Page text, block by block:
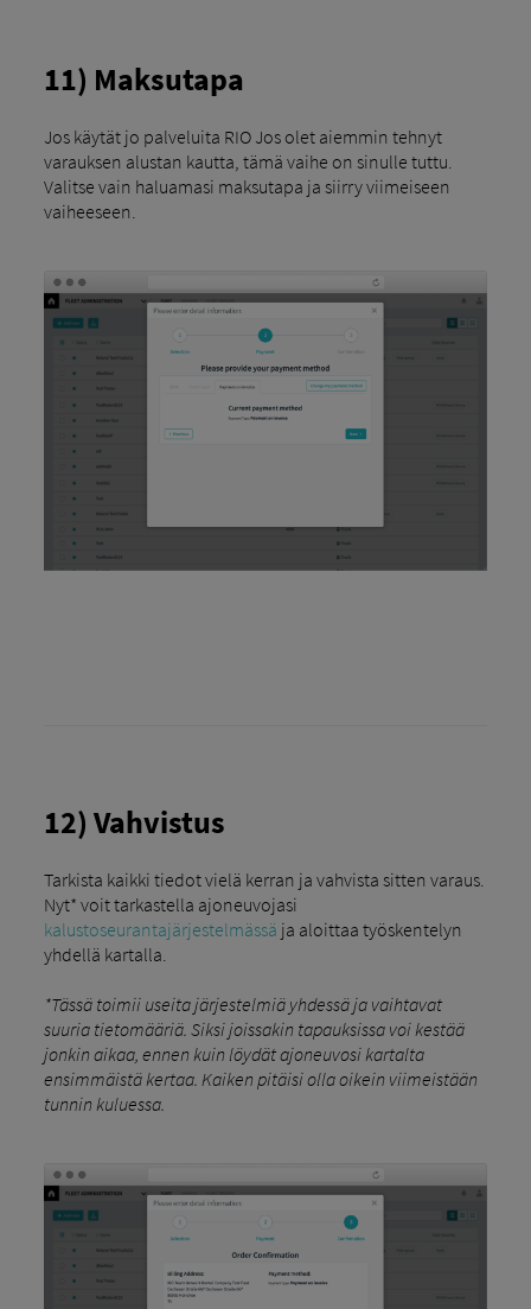
11) Maksutapa
Jos käytät jo palveluita RIO Jos olet aiemmin tehnyt
varauksen alustan kautta, tämä vaihe on sinulle tuttu.
Valitse vain haluamasi maksutapa ja siirry viimeiseen
vaiheeseen.
12) Vahvistus
Tarkista kaikki tiedot vielä kerran ja vahvista sitten varaus.
Nyt* voit tarkastella ajoneuvojasi
kalustoseurantajärjestelmässä ja aloittaa työskentelyn
yhdellä kartalla.
*Tässä toimii useita järjestelmiä yhdessä ja vaihtavat
suuria tietomääriä. Siksi joissakin tapauksissa voi kestää
jonkin aikaa, ennen kuin löydät ajoneuvosi kartalta
ensimmäistä kertaa. Kaiken pitäisi olla oikein viimeistään
tunnin kuluessa.